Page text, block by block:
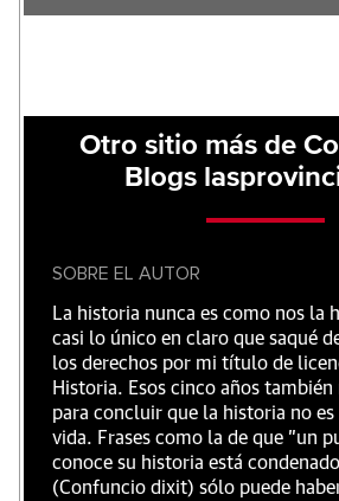
Otro sitio más de
Blogs
SOBRE EL AUTOR
La historia nunca es como nos la
casi lo único en claro que saqué
los derechos por mi título de
Historia. Esos cinco años
para concluir que la historia no es
vida. Frases como la de que "un
conoce su historia está
(Confuncio dixit) sólo puede